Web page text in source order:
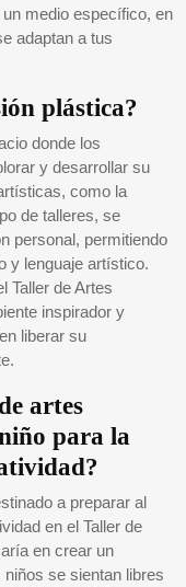
medio específico, en
adaptan a tus
plástica?
donde los
y desarrollar su
como la
de talleres, se
personal, permitiendo
y lenguaje artístico.
Taller de Artes
inspirador y
liberar su
artes
para la
a preparar al
en el Taller de
en crear un
se sientan libres